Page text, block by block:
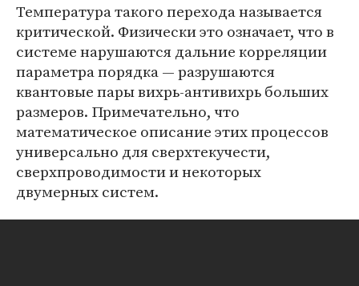
Температура такого перехода называется
критической. Физически это означает, что в
системе нарушаются дальние корреляции
параметра порядка — разрушаются
квантовые пары вихрь-антивихрь больших
размеров. Примечательно, что
математическое описание этих процессов
универсально для сверхтекучести,
сверхпроводимости и некоторых
двумерных систем.